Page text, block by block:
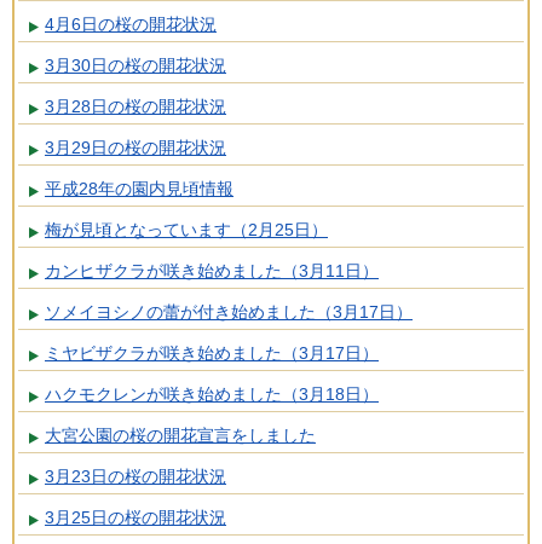
4月6日の桜の開花状況
3月30日の桜の開花状況
3月28日の桜の開花状況
3月29日の桜の開花状況
平成28年の園内見頃情報
梅が見頃となっています（2月25日）
カンヒザクラが咲き始めました（3月11日）
ソメイヨシノの蕾が付き始めました（3月17日）
ミヤビザクラが咲き始めました（3月17日）
ハクモクレンが咲き始めました（3月18日）
大宮公園の桜の開花宣言をしました
3月23日の桜の開花状況
3月25日の桜の開花状況